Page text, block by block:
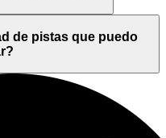
de pistas que puedo